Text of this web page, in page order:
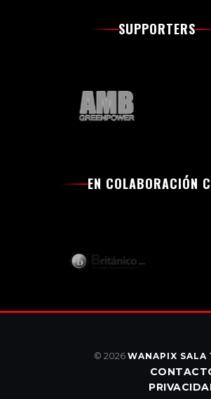
SUPPORTERS
EN COLABORACIÓN
© 2026 WANAPIX SALA